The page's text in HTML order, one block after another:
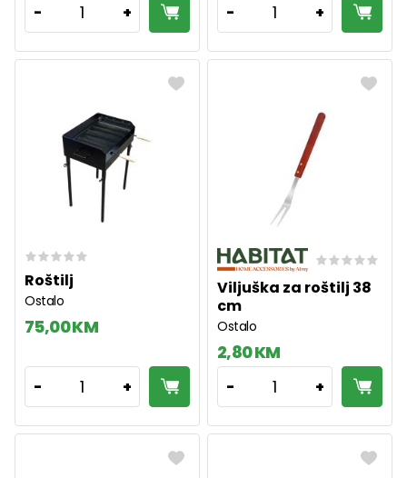
- 1 + - 1 +
Roštilj
Ostalo
75,00 KM
- 1 +
Viljuška za roštilj 38
cm
Ostalo
2,80 KM
- 1 +